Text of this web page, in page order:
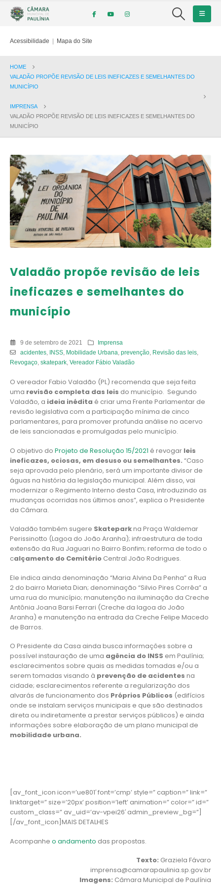
Acessibilidade | Mapa do Site
HOME
VALADÃO PROPÕE REVISÃO DE LEIS INEFICAZES E SEMELHANTES DO
MUNICÍPIO
IMPRENSA
VALADÃO PROPÕE REVISÃO DE LEIS INEFICAZES E SEMELHANTES DO
MUNICÍPIO
Valadão propõe revisão de leis
ineficazes e semelhantes do
município
9 de setembro de 2021
Imprensa
acidentes, INSS, Mobilidade Urbana prevenção, Revisão das leis,
Revogaço skatepark Vereador Fábio Valadão
O vereador Fabio Valadão (PL) recomenda que seja feita
uma revisão completa das leis do município. Segundo
Valadão, a ideia inédita é criar uma Frente Parlamentar de
revisão legislativa com a participação mínima de cinco
parlamentares, para promover profunda análise no acervo
de leis sancionadas e promulgadas pelo município.
O objetivo do Projeto de Resolução 15/2021 é revogar leis
ineficazes, ociosas, em desuso ou semelhantes. “Caso
seja aprovada pelo plenário, será um importante divisor de
águas na história da legislação municipal. Além disso, vai
modernizar o Regimento Interno desta Casa, introduzindo as
mudanças ocorridas nos últimos anos”, explica o Presidente
da Câmara.
Valadão também sugere Skateparkna Praça Waldemar
Perissinotto (Lagoa do João Aranha); infraestrutura de toda
extensão da Rua Jaguari no Bairro Bonfim; reforma de todo o
calçamento do Cemitério Central João Rodrigues.
Ele indica ainda denominação “Maria Alvina Da Penha” a Rua
2 do bairro Marieta Dian; denominação “Silvio Pires Corrêa” a
uma rua do município; manutenção na iluminação da Creche
Antônia Joana Barsi Ferrari (Creche da lagoa do João
Aranha) e manutenção na entrada da Creche Felipe Macedo
de Barros.
O Presidente da Casa ainda busca informações sobre a
possível instauração de uma agência do INSS em Paulínia;
esclarecimentos sobre quais as medidas tomadas e/ou a
serem tomadas visando à prevenção de acidentes na
cidade; esclarecimentos referente a regularização dos
alvarás de funcionamento dos Próprios Públicos (edifícios
onde se instalam serviços municipais e que são destinados
direta ou indiretamente a prestar serviços públicos) e ainda
informações sobre elaboração de um plano municipal de
mobilidade urbana.
[av_font_icon icon=’ue801′ font=’cmp’ style=” caption=” link=”
linktarget=” size=’20px’ position=’left’ animation=” color=” id=”
custom_class=” av_uid=’av-vpei26′ admin_preview_bg=”]
[/av_font_icon]MAIS DETALHES
Acompanhe o andamento das propostas.
Texto: Graziela Fávaro
imprensa@camarapaulinia.sp.gov.br
Imagens: Câmara Municipal de Paulínia